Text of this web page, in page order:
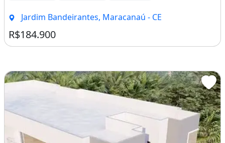
Área de serviço
Jardim Bandeirantes, Maracanaú - CE
R$184.900